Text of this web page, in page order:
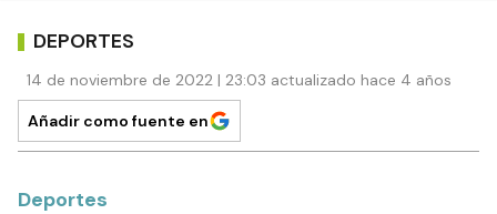
DEPORTES
14 de noviembre de 2022 | 23:03 actualizado hace 4 años
Añadir como fuente en
Deportes